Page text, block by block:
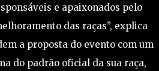
e apaixonados pelo
das raças”, explica
a proposta do evento com um
do padrão oficial da sua raça,